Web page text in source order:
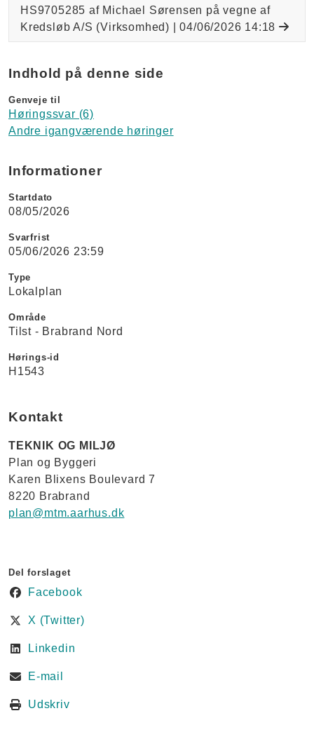
HS9705285 af Michael Sørensen på vegne af
Kredsløb A/S (Virksomhed) |04/06/2026 14:18
Indhold på denne side
Genveje til
Høringssvar (6)
Andre igangværende høringer
Informationer
Startdato
08/05/2026
Svarfrist
05/06/2026 23:59
Type
Lokalplan
Område
Tilst - Brabrand Nord
Hørings-id
H1543
Kontakt
TEKNIK OG MILJØ
Plan og Byggeri
Karen Blixens Boulevard 7
8220 Brabrand
plan@mtm.aarhus.dk
Del forslaget
Facebook
X (Twitter)
Linkedin
E-mail
Udskriv